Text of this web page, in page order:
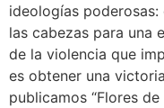
ideologías
las cabezas para una
de la violencia que
es obtener una
publicamos “Flores